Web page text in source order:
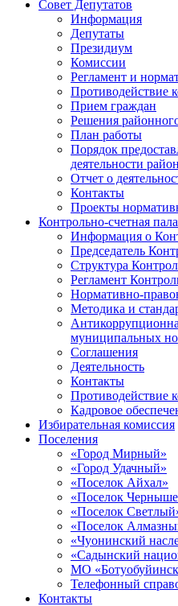
Совет Депутатов
Информация
Депутаты
Президиум
Комиссии
Регламент и
Противодействие
Прием граждан
Решения
План работы
Порядок
деятельности
Отчет о
Контакты
Проекты
Контрольно-счетная
Информация о
Председатель
Структура
Регламент
Нормативно-
Методика и
муниципальных
Соглашения
Деятельность
Контакты
Противодействие
Кадровое
Избирательная комиссия
Поселения
«Город Мирный»
«Город Удачный»
«Поселок Айхал»
«Поселок
«Поселок
«Поселок
«Чуонинский
«Садынский
МО
Телефонный
Контакты